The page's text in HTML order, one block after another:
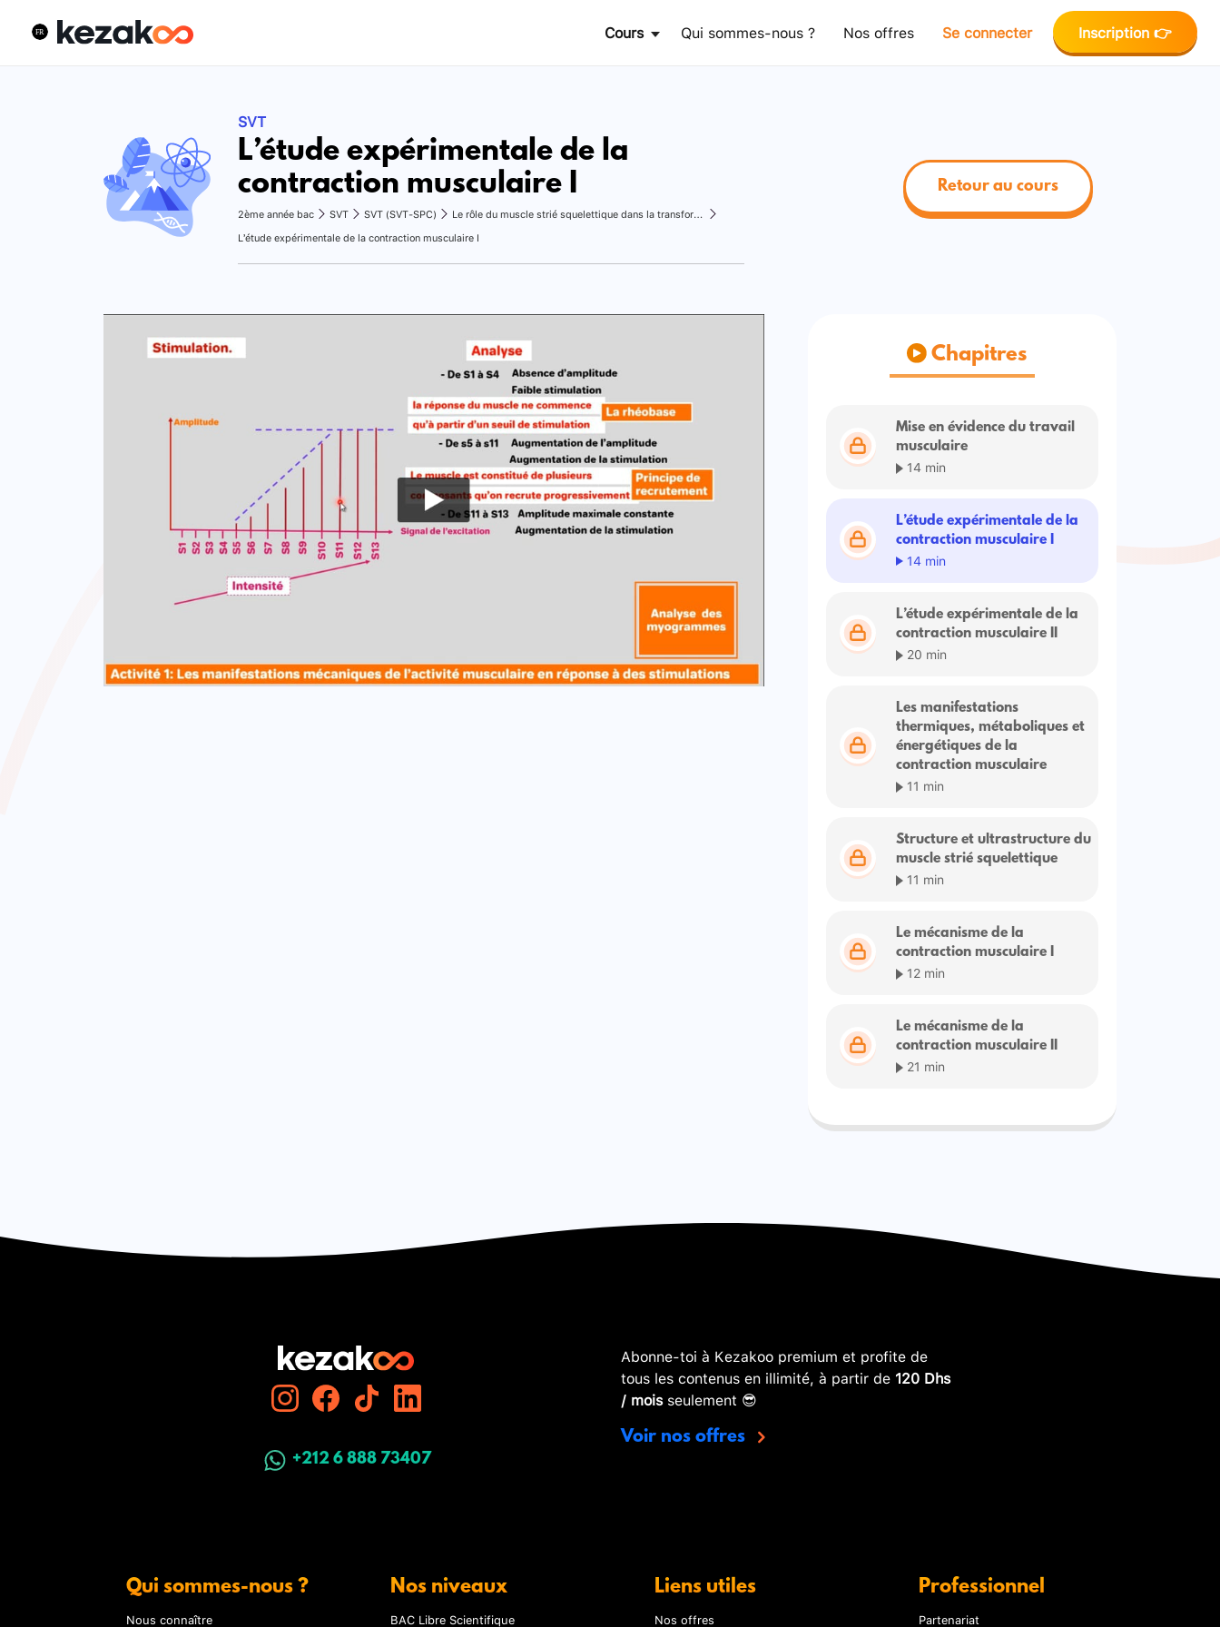
Cours Qui sommes-nous ? Nos offres Se connecter Inscription 👉
SVT
L’étude expérimentale de la
contraction musculaire I
2ème année bac SVT SVT (SVT-SPC)
Le rôle du muscle strié squelettique dans la transformation de l'énergie
L’étude expérimentale de la contraction musculaire I
Retour au cours
Chapitres
Mise en évidence du travail
musculaire
14 min
L’étude expérimentale de la
contraction musculaire I
14 min
L’étude expérimentale de la
contraction musculaire II
20 min
Les manifestations
thermiques, métaboliques et
énergétiques de la
contraction musculaire
11 min
Structure et ultrastructure du
muscle strié squelettique
11 min
Le mécanisme de la
contraction musculaire I
12 min
Le mécanisme de la
contraction musculaire II
21 min
+212 6 888 73407
Abonne-toi à Kezakoo premium et profite de
tous les contenus en illimité, à partir de 120 Dhs
/ moisseulement 😎
Voir nos offres
Qui sommes-nous ?
Nous connaître
Nos niveaux
BAC Libre Scientifique
Liens utiles
Nos offres
Professionnel
Partenariat